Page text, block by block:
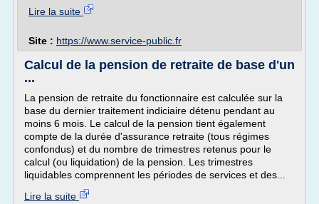
Lire la suite
Site : https://www.service-public.fr
Calcul de la pension de retraite de base d'un
...
La pension de retraite du fonctionnaire est calculée sur la
base du dernier traitement indiciaire détenu pendant au
moins 6 mois. Le calcul de la pension tient également
compte de la durée d'assurance retraite (tous régimes
confondus) et du nombre de trimestres retenus pour le
calcul (ou liquidation) de la pension. Les trimestres
liquidables comprennent les périodes de services et des...
Lire la suite